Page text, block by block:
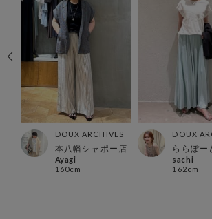
DOUX ARCHIVES
本八幡シャポー店
Ayagi
160cm
DOUX
ららぽー
sachi
162cm